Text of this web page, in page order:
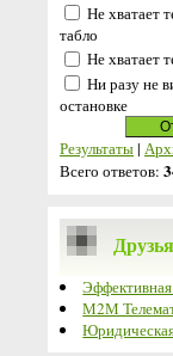
Не хватает
табло
Не хватает
Ни разу не
остановке
Результаты|
Всего ответов:
М2М